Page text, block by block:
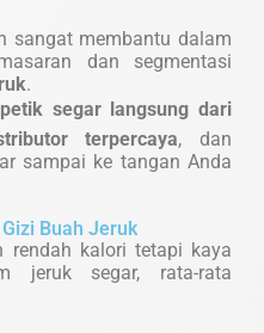
sangat membantu dalam
dan segmentasi
.
segar langsung dari
terpercaya, dan
sampai ke tangan Anda
Buah Jeruk
rendah kalori tetapi kaya
jeruk segar, rata-rata